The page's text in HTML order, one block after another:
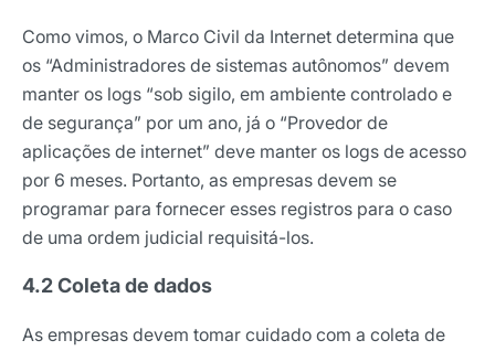
Como vimos, o Marco Civil da Internet determina que
os “Administradores de sistemas autônomos” devem
manter os logs “sob sigilo, em ambiente controlado e
de segurança” por um ano, já o “Provedor de
aplicações de internet” deve manter os logs de acesso
por 6 meses. Portanto, as empresas devem se
programar para fornecer esses registros para o caso
de uma ordem judicial requisitá-los.
4.2 Coleta de dados
As empresas devem tomar cuidado com a coleta de